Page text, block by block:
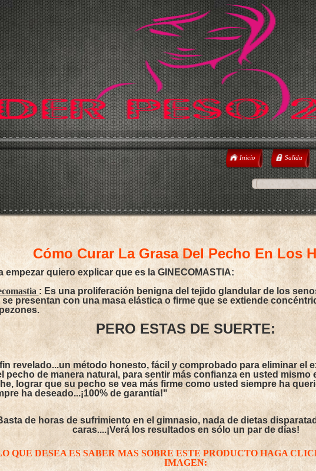
Inicio Salida
Cómo Curar La Grasa Del Pecho En Los
empezar quiero explicar que es la GINECOMASTIA:
: Es una proliferación benigna del tejido glandular de los
se presentan con una masa elástica o firme que se extiende
PERO ESTAS DE SUERTE:
revelado...un método honesto, fácil y comprobado para eliminar el
pecho de manera natural, para sentir más confianza en usted mismo
lograr que su pecho se vea más firme como usted siempre ha
ha deseado...¡100% de garantía!"
de horas de sufrimiento en el gimnasio, nada de dietas
caras....¡Verá los resultados en sólo un par de días!
QUE DESEA ES SABER MAS SOBRE ESTE PRODUCTO HAGA
IMAGEN: